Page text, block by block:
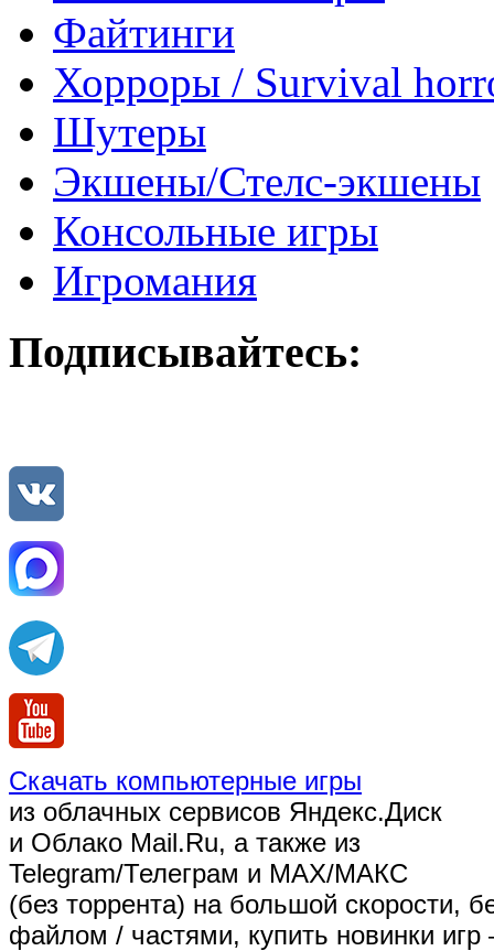
Файтинги
Хорроры / Survival
Шутеры
Экшены/Стелс-экшены
Консольные игры
Игромания
Подписывайтесь:
Скачать компьютерные игры
из облачных сервисов Яндекс.Диск
и Облако Mail.Ru, а также из
Telegram/Телеграм и MAX/МАКС
(без торрента) на большой скорости,
файлом / частями, купить новинки